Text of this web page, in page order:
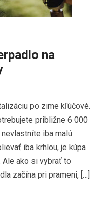
na
po zime kľúčové.
približne 6 000
iba malú
iba krhlou, je kúpa
Ale ako si vybrať to
začína pri prameni, […]